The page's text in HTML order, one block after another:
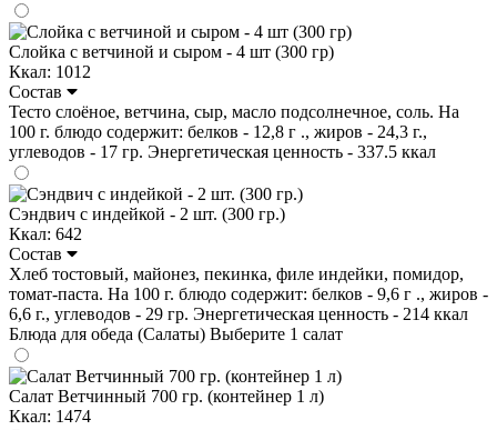
Слойка с ветчиной и сыром - 4 шт (300 гр)
Ккал: 1012
Состав
Тесто слоёное, ветчина, сыр, масло подсолнечное, соль. На
100 г. блюдо содержит: белков - 12,8 г ., жиров - 24,3 г.,
углеводов - 17 гр. Энергетическая ценность - 337.5 ккал
Сэндвич с индейкой - 2 шт. (300 гр.)
Ккал: 642
Состав
Хлеб тостовый, майонез, пекинка, филе индейки, помидор,
томат-паста. На 100 г. блюдо содержит: белков - 9,6 г ., жиров -
6,6 г., углеводов - 29 гр. Энергетическая ценность - 214 ккал
Блюда для обеда (Салаты) Выберите 1 салат
Салат Ветчинный 700 гр. (контейнер 1 л)
Ккал: 1474